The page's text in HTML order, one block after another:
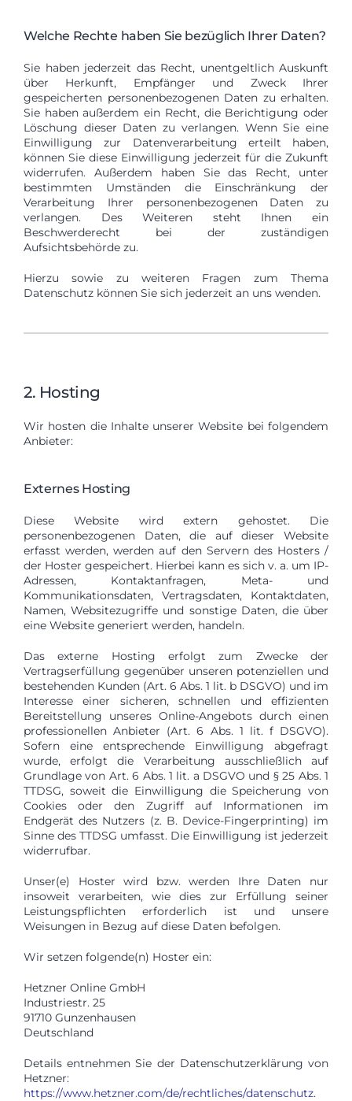
Welche Rechte haben Sie bezüglich Ihrer Daten?
Sie haben jederzeit das Recht, unentgeltlich Auskunft
über Herkunft, Empfänger und Zweck Ihrer
gespeicherten personenbezogenen Daten zu erhalten.
Sie haben außerdem ein Recht, die Berichtigung oder
Löschung dieser Daten zu verlangen. Wenn Sie eine
Einwilligung zur Datenverarbeitung erteilt haben,
können Sie diese Einwilligung jederzeit für die Zukunft
widerrufen. Außerdem haben Sie das Recht, unter
bestimmten Umständen die Einschränkung der
Verarbeitung Ihrer personenbezogenen Daten zu
verlangen. Des Weiteren steht Ihnen ein
Beschwerderecht bei der zuständigen
Aufsichtsbehörde zu.
Hierzu sowie zu weiteren Fragen zum Thema
Datenschutz können Sie sich jederzeit an uns wenden.
2. Hosting
Wir hosten die Inhalte unserer Website bei folgendem
Anbieter:
Externes Hosting
Diese Website wird extern gehostet. Die
personenbezogenen Daten, die auf dieser Website
erfasst werden, werden auf den Servern des Hosters /
der Hoster gespeichert. Hierbei kann es sich v. a. um IP-
Adressen, Kontaktanfragen, Meta- und
Kommunikationsdaten, Vertragsdaten, Kontaktdaten,
Namen, Websitezugriffe und sonstige Daten, die über
eine Website generiert werden, handeln.
Das externe Hosting erfolgt zum Zwecke der
Vertragserfüllung gegenüber unseren potenziellen und
bestehenden Kunden (Art. 6 Abs. 1 lit. b DSGVO) und im
Interesse einer sicheren, schnellen und effizienten
Bereitstellung unseres Online-Angebots durch einen
professionellen Anbieter (Art. 6 Abs. 1 lit. f DSGVO).
Sofern eine entsprechende Einwilligung abgefragt
wurde, erfolgt die Verarbeitung ausschließlich auf
Grundlage von Art. 6 Abs. 1 lit. a DSGVO und § 25 Abs. 1
TTDSG, soweit die Einwilligung die Speicherung von
Cookies oder den Zugriff auf Informationen im
Endgerät des Nutzers (z. B. Device-Fingerprinting) im
Sinne des TTDSG umfasst. Die Einwilligung ist jederzeit
widerrufbar.
Unser(e) Hoster wird bzw. werden Ihre Daten nur
insoweit verarbeiten, wie dies zur Erfüllung seiner
Leistungspflichten erforderlich ist und unsere
Weisungen in Bezug auf diese Daten befolgen.
Wir setzen folgende(n) Hoster ein:
Hetzner Online GmbH
Industriestr. 25
91710 Gunzenhausen
Deutschland
Details entnehmen Sie der Datenschutzerklärung von
Hetzner:
https://www.hetzner.com/de/rechtliches/datenschutz.